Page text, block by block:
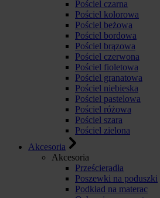
Pościel czarna
Pościel kolorowa
Pościel beżowa
Pościel bordowa
Pościel brązowa
Pościel czerwona
Pościel fioletowa
Pościel granatowa
Pościel niebieska
Pościel pastelowa
Pościel różowa
Pościel szara
Pościel zielona
Akcesoria
Akcesoria
Prześcieradła
Poszewki na poduszki
Podkład na materac